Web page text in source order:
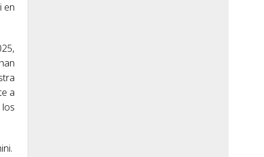
en
a